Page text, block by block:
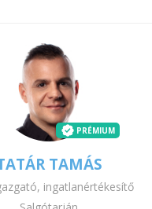
PRÉMIUM
TAMÁS
ingatlanértékesítő